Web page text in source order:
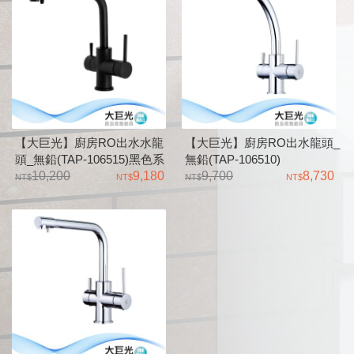
【大巨光】廚房RO出水水龍
頭_無鉛(TAP-106515)黑色系
列- 霧黑
10,200 9,180
【大巨光】廚房RO出水龍頭_
無鉛(TAP-106510)
9,700
8,730